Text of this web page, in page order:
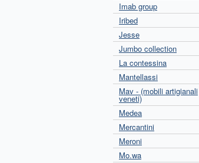
Imab group
Iribed
Jesse
Jumbo collection
La contessina
Mantellassi
Mav - (mobili artigianali
veneti)
Medea
Mercantini
Meroni
Mo.wa